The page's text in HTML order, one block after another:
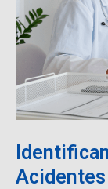
Acidentes